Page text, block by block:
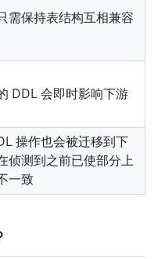
需保持表结构互相兼容
DDL 会即时影响下游
操作也会被迁移到下
侦测到之前已使部分上
一致